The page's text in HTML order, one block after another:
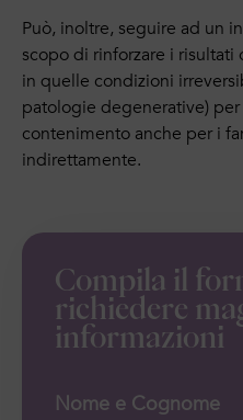
Può, inoltre, seguire ad un
scopo di rinforzare i
in quelle condizioni
patologie degenerative)
contenimento anche per i
indirettamente.
Compila il
richiedere
informazioni
Nome e Cognome